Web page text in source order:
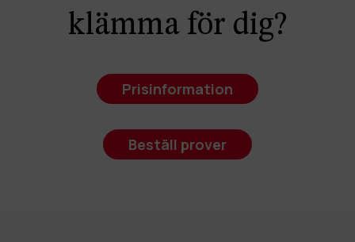
klämma för dig?
Prisinformation
Beställ prover